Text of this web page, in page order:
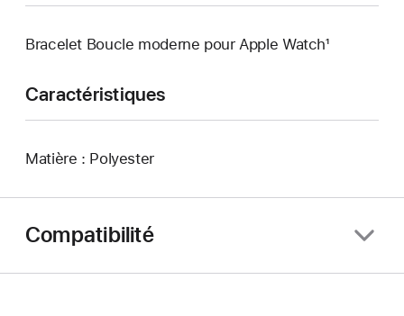
Bracelet Boucle moderne pour Apple Watch¹
Caractéristiques
Matière : Polyester
Compatibilité